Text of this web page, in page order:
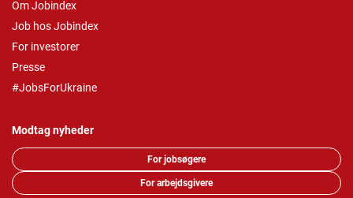
Om Jobindex
Job hos Jobindex
For investorer
Presse
#JobsForUkraine
Modtag nyheder
For jobsøgere
For arbejdsgivere